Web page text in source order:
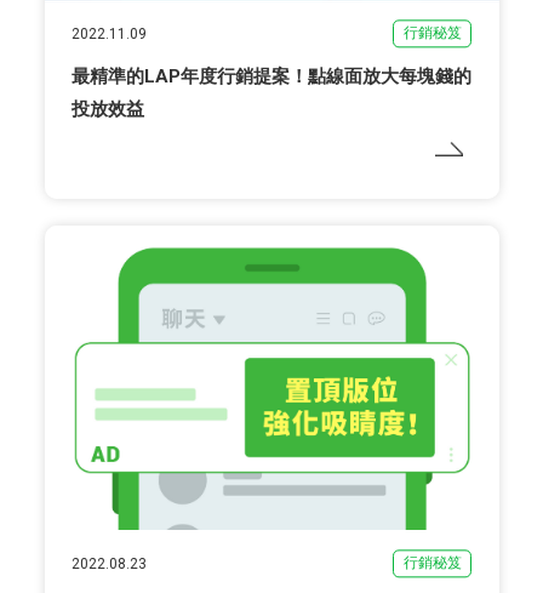
2022.11.09 行銷秘笈
最精準的LAP年度行銷提案！點線面放大每塊錢的
投放效益
2022.08.23 行銷秘笈